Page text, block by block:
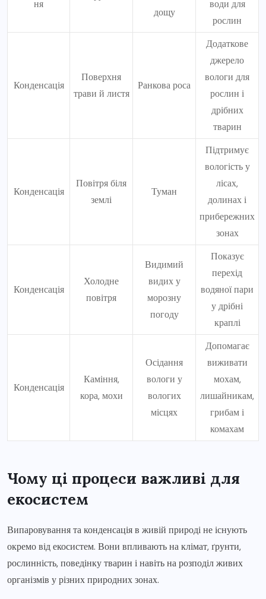
ня
дощу
води для
рослин
Конденсація
Поверхня
трави й листя
Ранкова роса
Додаткове
джерело
вологи для
рослин і
дрібних
тварин
Конденсація
Повітря біля
землі
Туман
Підтримує
вологість у
лісах,
долинах і
прибережних
зонах
Конденсація
Холодне
повітря
Видимий
видих у
морозну
погоду
Показує
перехід
водяної пари
у дрібні
краплі
Конденсація
Каміння,
кора, мохи
Осідання
вологи у
вологих
місцях
Допомагає
виживати
мохам,
лишайникам,
грибам і
комахам
Чому ці процеси важливі для
екосистем
Випаровування та конденсація в живій природі не існують
окремо від екосистем. Вони впливають на клімат, ґрунти,
рослинність, поведінку тварин і навіть на розподіл живих
організмів у різних природних зонах.